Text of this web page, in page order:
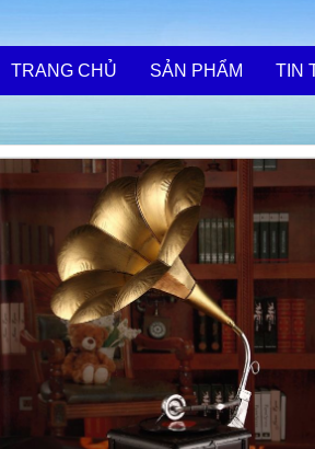
TRANG CHỦ SẢN PHẨM TIN